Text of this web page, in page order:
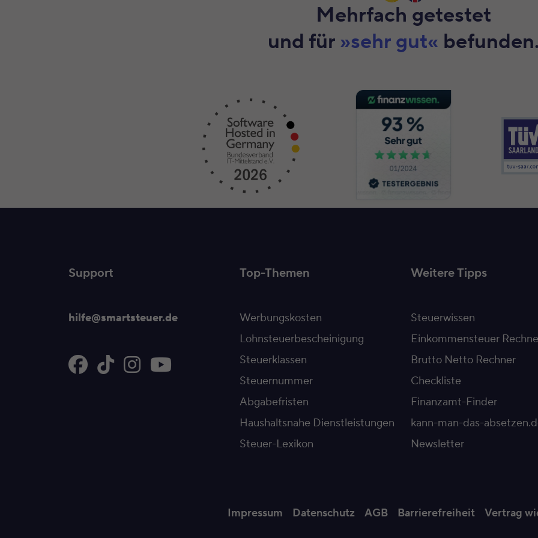
Mehrfach getestet
und für »sehr gut«
Support
hilfe@smartsteuer.de
Top-Themen
Werbungskosten
Lohnsteuerbescheinigung
Steuerklassen
Steuernummer
Abgabefristen
Haushaltsnahe Dienstleistungen
Steuer-Lexikon
Weitere Tipps
Steuerwissen
Einkommensteuer
Brutto Netto Rechner
Checkliste
Finanzamt-Finder
kann-man-das-
Newsletter
Impressum Datenschutz AGB Barrierefreiheit Vertrag